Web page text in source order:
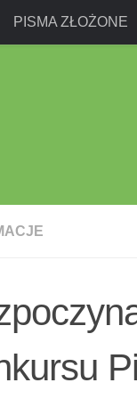
PISMA ZŁOŻONE